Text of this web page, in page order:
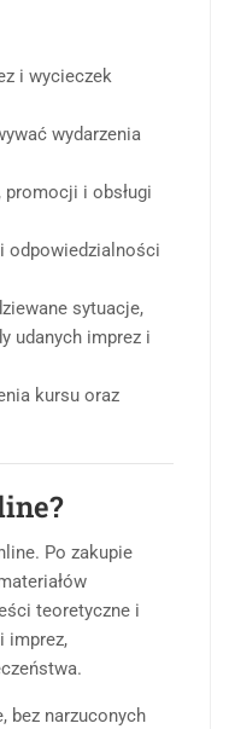
i wycieczek
wydarzenia
i obsługi
odpowiedzialności
sytuacje,
udanych imprez i
kursu oraz
Po zakupie
teoretyczne i
imprez,
bez narzuconych